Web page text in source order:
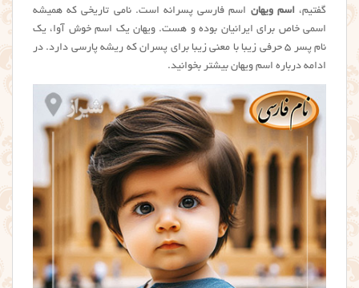
گفتیم، اسم ویهان اسم فارسی پسرانه است. نامی تاریخی که همیشه
اسمی خاص برای ایرانیان بوده و هست. ویهان یک اسم خوش آوا، یک
نام پسر ۵ حرفی زیبا با معنی زیبا برای پسران که ریشه پارسی دارد. در
ادامه درباره اسم ویهان بیشتر بخوانید.